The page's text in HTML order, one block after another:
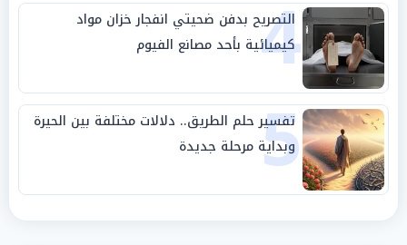
4
التصريح بدفن ضحيتي انفجار خزان مواد
كيميائية بأحد مصانع الفيوم
5
تفسير حلم الطريق.. دلالات مختلفة بين الحيرة
وبداية مرحلة جديدة